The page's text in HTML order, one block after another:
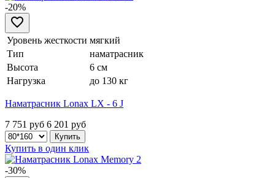
-20%
Уровень жесткости мягкий
Тип
наматрасник
Высота
6 см
Нагрузка
до 130 кг
Наматрасник Lonax LX - 6 J
7 751 руб 6 201 руб
Купить в один клик
-30%